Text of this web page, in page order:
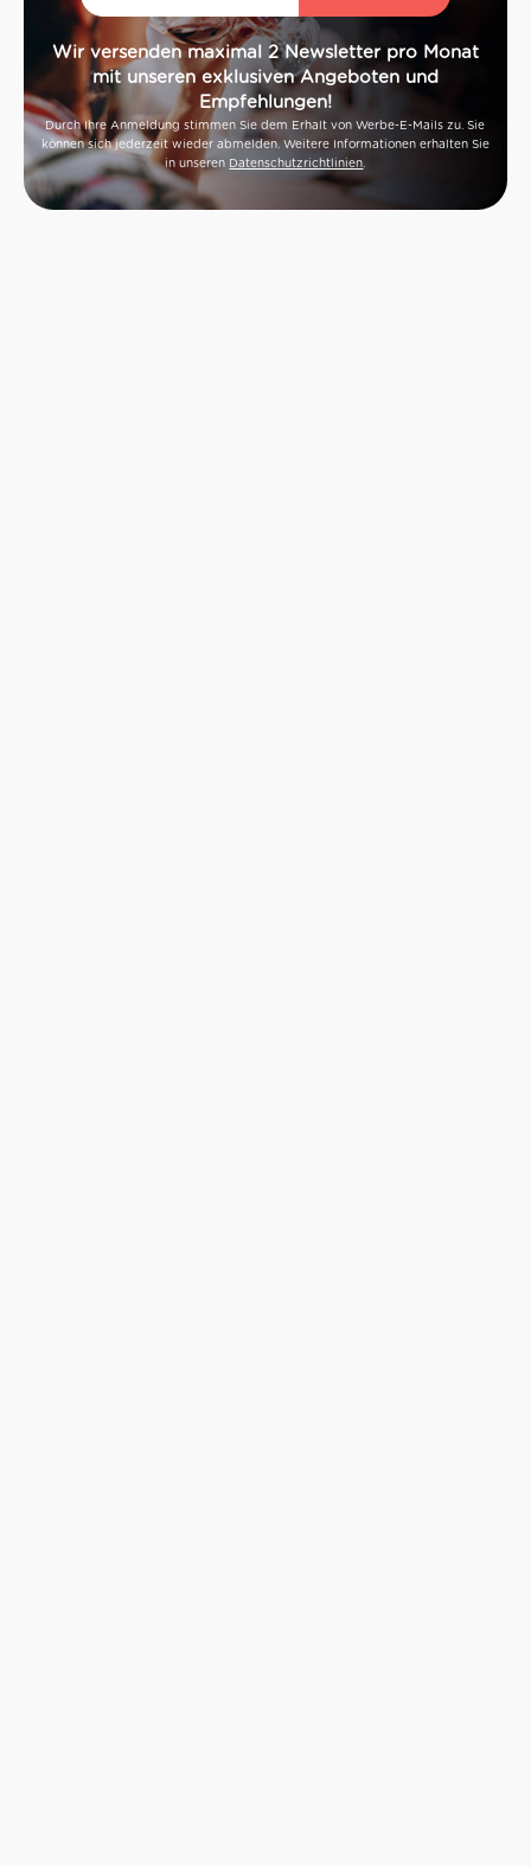
Wir versenden maximal 2 Newsletter pro Monat
mit unseren exklusiven Angeboten und
Empfehlungen!
Durch Ihre Anmeldung stimmen Sie dem Erhalt von Werbe-E-Mails zu. Sie
können sich jederzeit wieder abmelden. Weitere Informationen erhalten Sie
in unseren Datenschutzrichtlinien